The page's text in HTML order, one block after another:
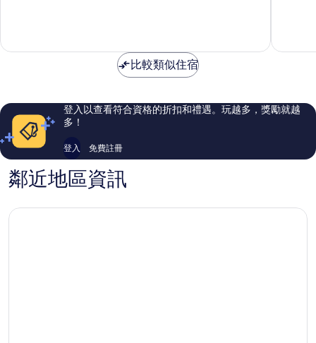
錯
評
論
棒
評
論
比較類似住宿
登入以查看符合資格的折扣和禮遇。玩越多，獎勵就越
多！
登入 免費註冊
鄰近地區資訊